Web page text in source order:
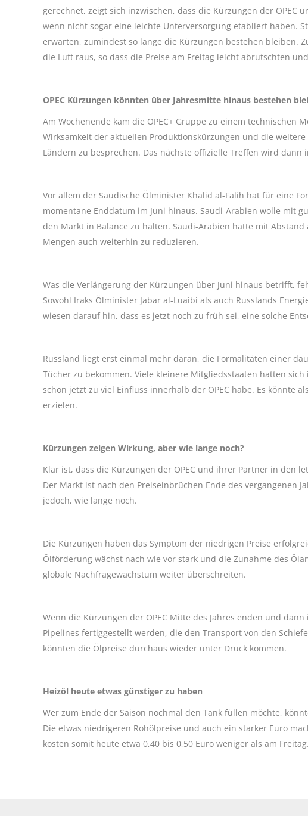
gerechnet, zeigt sich inzwischen, dass die Kürzungen der
wenn nicht sogar eine leichte Unterversorgung etabliert haben.
erwarten, zumindest so lange die Kürzungen bestehen bleiben.
die Luft raus, so dass die Preise am Freitag leicht abrutschten
OPEC Kürzungen könnten über Jahresmitte hinaus bestehen
Am Wochenende kam die OPEC+ Gruppe zu einem technischen
Wirksamkeit der aktuellen Produktionskürzungen und die weitere
Ländern zu besprechen. Das nächste offizielle Treffen wird dann
Vor allem der Saudische Ölminister Khalid al-Falih hat für eine
momentane Enddatum im Juni hinaus. Saudi-Arabien wolle mit
den Markt in Balance zu halten. Saudi-Arabien hatte mit
Mengen auch weiterhin zu reduzieren.
Was die Verlängerung der Kürzungen über Juni hinaus betrifft,
Sowohl Iraks Ölminister Jabar al-Luaibi als auch Russlands
wiesen darauf hin, dass es jetzt noch zu früh sei, eine solche
Russland liegt erst einmal mehr daran, die Formalitäten einer
Tücher zu bekommen. Viele kleinere Mitgliedsstaaten hatten
schon jetzt zu viel Einfluss innerhalb der OPEC habe. Es könnte
erzielen.
Kürzungen zeigen Wirkung, aber wie lange noch?
Klar ist, dass die Kürzungen der OPEC und ihrer Partner in den
Der Markt ist nach den Preiseinbrüchen Ende des vergangenen
jedoch, wie lange noch.
Die Kürzungen haben das Symptom der niedrigen Preise
Ölförderung wächst nach wie vor stark und die Zunahme des
globale Nachfragewachstum weiter überschreiten.
Wenn die Kürzungen der OPEC Mitte des Jahres enden und
Pipelines fertiggestellt werden, die den Transport von den
könnten die Ölpreise durchaus wieder unter Druck kommen.
Heizöl heute etwas günstiger zu haben
Wer zum Ende der Saison nochmal den Tank füllen möchte,
Die etwas niedrigeren Rohölpreise und auch ein starker Euro
kosten somit heute etwa 0,40 bis 0,50 Euro weniger als am Freitag.